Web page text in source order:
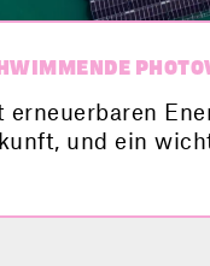
erneuerbaren
und ein
Was das ist